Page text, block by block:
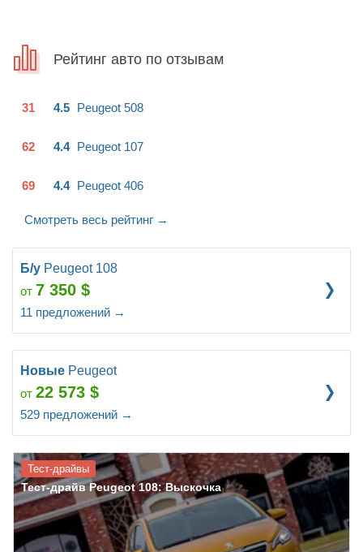
Рейтинг авто по отзывам
31 Peugeot 508
4.5
62 Peugeot 107
4.4
69 Peugeot 406
4.4
Смотреть весь рейтинг →
Б/у Peugeot 108
от 7 350 $
11 предложений →
Новые Peugeot
от 22 573 $
529 предложений →
Тест-драйвы
Тест-драйв Peugeot 108: Выскочка
экономичный авто по асфальту и на дальние расстояния и
мелких грузов то это самое то.